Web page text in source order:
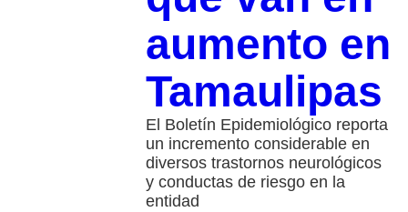
aumento en
Tamaulipas
El Boletín Epidemiológico reporta
un incremento considerable en
diversos trastornos neurológicos
y conductas de riesgo en la
entidad